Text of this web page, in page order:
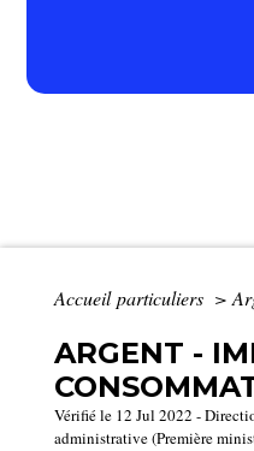
Accueil particuliers >
ARGENT -
Vérifié le 12 Jul 2022 -
administrative (Première